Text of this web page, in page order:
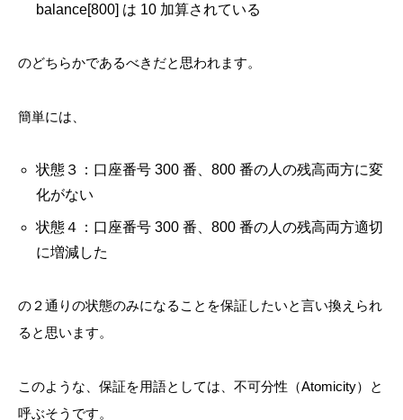
balance[800] は 10 加算されている
のどちらかであるべきだと思われます。
簡単には、
状態３：口座番号 300 番、800 番の人の残高両方に変
化がない
状態４：口座番号 300 番、800 番の人の残高両方適切
に増減した
の２通りの状態のみになることを保証したいと言い換えられ
ると思います。
このような、保証を用語としては、不可分性（Atomicity）と
呼ぶそうです。